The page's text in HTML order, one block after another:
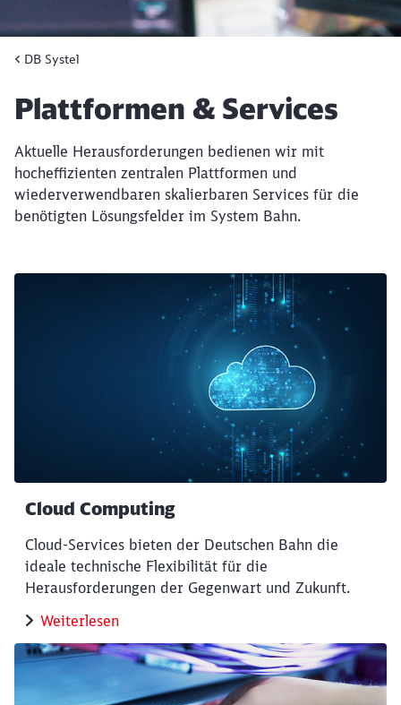
DB Systel
Plattformen & Services
Aktuelle Herausforderungen bedienen wir mit
hocheffizienten zentralen Plattformen und
wiederverwendbaren skalierbaren Services für die
benötigten Lösungsfelder im System Bahn.
Cloud Computing
Cloud-Services bieten der Deutschen Bahn die
ideale technische Flexibilität für die
Herausforderungen der Gegenwart und Zukunft.
Weiterlesen